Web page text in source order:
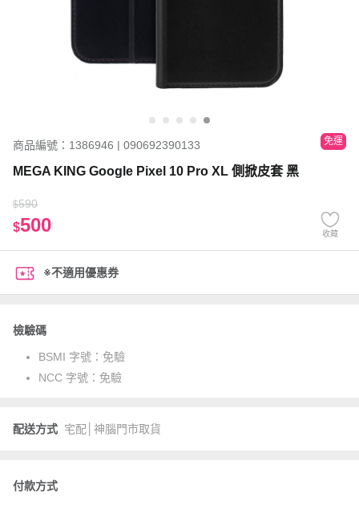
商品編號：1386946 | 090692390133 免運
MEGA KING Google Pixel 10 Pro XL 側掀皮套 黑
$590
$500 收藏
※不適用優惠券
檢驗碼
BSMI 字號： 免驗
NCC 字號： 免驗
配送方式 宅配│神腦門市取貨
付款方式